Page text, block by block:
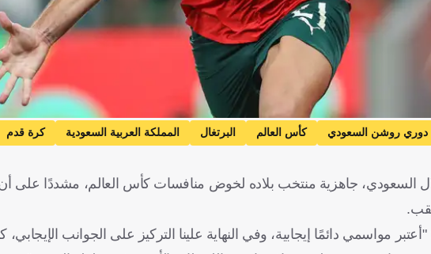
دوري روشن السعودي كأس العالم البرتغال المملكة العربية السعودية كرة قدم
السعودي، جاهزية منتخب بلاده لخوض منافسات كأس العالم، مشددًا على
مواسمي دائمًا إيجابية، وفي النهاية علينا التركيز على الجوانب